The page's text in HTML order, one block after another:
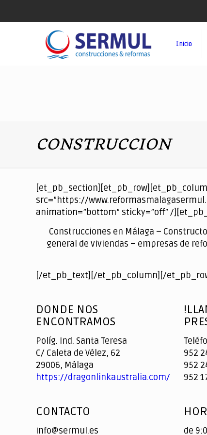
Inicio
CONSTRUCCION
src=”https://
animation=”bottom” sticky=”off” /
Construcciones en Málaga –
general de viviendas – empresas de
[/et_pb_text][/et_pb_column][/
DONDE NOS
ENCONTRAMOS
Políg. Ind. Santa Teresa
C/ Caleta de Vélez, 62
29006, Málaga
https://dragonlinkaustralia.com/
CONTACTO
info@sermul.es
952
952
952
de